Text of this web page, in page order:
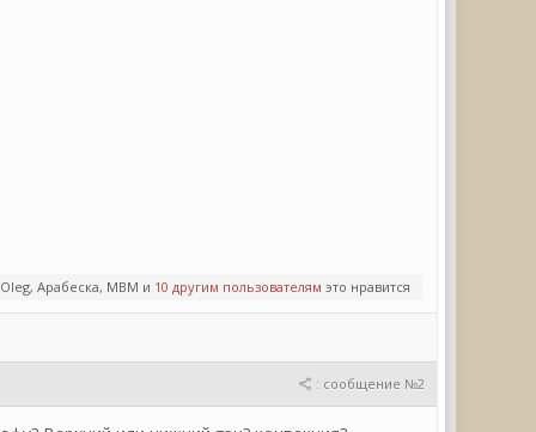
Oleg, Арабеска, МВМ и 10 другим пользователям это нравится
: сообщение №2